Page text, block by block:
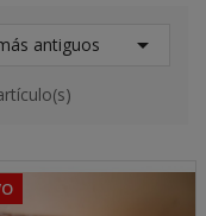
antiguos 